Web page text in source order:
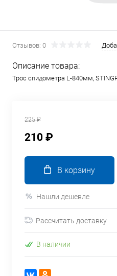
Отзывов: 0
Описание товара:
Трос спидометра L-840мм,
225 ₽
210 ₽
В корзину
Нашли дешевле
Рассчитать доставку
В наличии